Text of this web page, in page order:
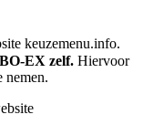
keuzemenu.info.
EX zelf. Hiervoor
nemen.